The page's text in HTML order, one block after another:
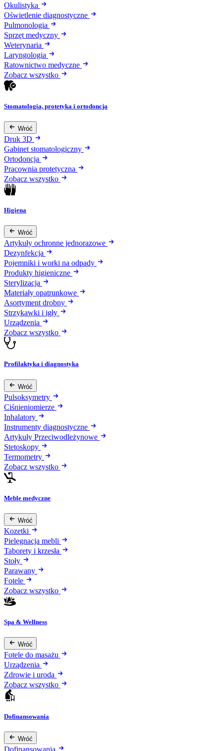
Okulistyka
Oświetlenie diagnostyczne
Pulmonologia
Sprzęt medyczny
Weterynaria
Laryngologia
Ratownictwo medyczne
Zobacz wszystko
Stomatologia, protetyka i ortodoncja
Wróć
Druk 3D
Gabinet stomatologiczny
Ortodoncja
Pracownia protetyczna
Zobacz wszystko
Higiena
Wróć
Artykuły ochronne jednorazowe
Dezynfekcja
Pojemniki i worki na odpady
Produkty higieniczne
Sterylizacja
Materiały opatrunkowe
Asortyment drobny
Strzykawki i igły
Urządzenia
Zobacz wszystko
Profilaktyka i diagnostyka
Wróć
Pulsoksymetry
Ciśnieniomierze
Inhalatory
Instrumenty diagnostyczne
Artykuły Przeciwodleżynowe
Stetoskopy
Termometry
Zobacz wszystko
Meble medyczne
Wróć
Kozetki
Pielęgnacja mebli
Taborety i krzesła
Stoły
Parawany
Fotele
Zobacz wszystko
Spa & Wellness
Wróć
Fotele do masażu
Urządzenia
Zdrowie i uroda
Zobacz wszystko
Dofinansowania
Wróć
Dofinansowania